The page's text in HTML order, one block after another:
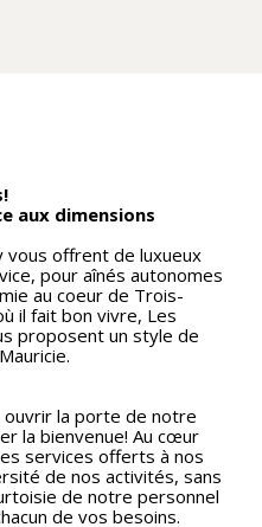
aux dimensions
vous offrent de luxueux
pour aînés autonomes
au coeur de Trois-
il fait bon vivre, Les
proposent un style de
la porte de notre
la bienvenue! Au cœur
services offerts à nos
de nos activités, sans
de notre personnel
de vos besoins.